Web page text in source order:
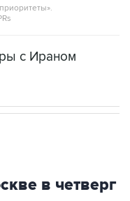
с Ираном
в четверг